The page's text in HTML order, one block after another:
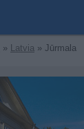
» Latvia » Jūrmala